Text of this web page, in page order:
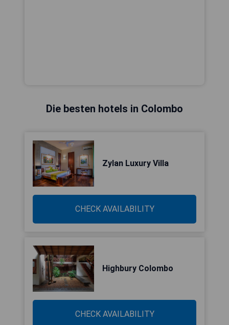
Die besten hotels in Colombo
Zylan Luxury Villa
CHECK AVAILABILITY
Highbury Colombo
CHECK AVAILABILITY